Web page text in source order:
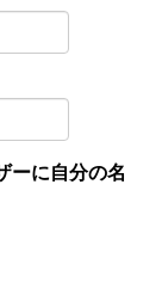
ーに自分の名